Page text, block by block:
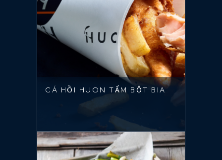
CÁ HỒI HUON TẨM BỘT BIA